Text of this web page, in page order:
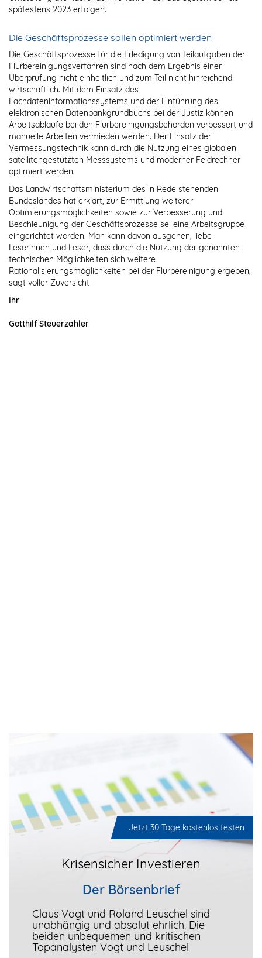
spätestens 2023 erfolgen.
Die Geschäftsprozesse sollen optimiert werden
Die Geschäftsprozesse für die Erledigung von Teilaufgaben der
Flurbereinigungsverfahren sind nach dem Ergebnis einer
Überprüfung nicht einheitlich und zum Teil nicht hinreichend
wirtschaftlich. Mit dem Einsatz des
Fachdateninformationssystems und der Einführung des
elektronischen Datenbankgrundbuchs bei der Justiz können
Arbeitsabläufe bei den Flurbereinigungsbehörden verbessert und
manuelle Arbeiten vermieden werden. Der Einsatz der
Vermessungstechnik kann durch die Nutzung eines globalen
satellitengestützten Messsystems und moderner Feldrechner
optimiert werden.
Das Landwirtschaftsministerium des in Rede stehenden
Bundeslandes hat erklärt, zur Ermittlung weiterer
Optimierungsmöglichkeiten sowie zur Verbesserung und
Beschleunigung der Geschäftsprozesse sei eine Arbeitsgruppe
eingerichtet worden. Man kann davon ausgehen, liebe
Leserinnen und Leser, dass durch die Nutzung der genannten
technischen Möglichkeiten sich weitere
Rationalisierungsmöglichkeiten bei der Flurbereinigung ergeben,
sagt voller Zuversicht
Ihr
Gotthilf Steuerzahler
Jetzt 30 Tage kostenlos testen
Krisensicher Investieren
Der Börsenbrief
Claus Vogt und Roland Leuschel sind
unabhängig und absolut ehrlich. Die
beiden unbequemen und kritischen
Topanalysten Vogt und Leuschel